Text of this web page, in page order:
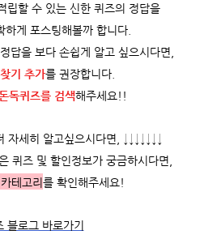
립할 수 있는 신한 퀴즈의 정답을
하게 포스팅해볼까 합니다.
답을 보다 손쉽게 알고 싶으시다면,
기 추가를 권장합니다.
독퀴즈를 검색해주세요!!
자세히 알고싶으시다면, ↓↓↓↓↓↓↓
퀴즈 및 할인정보가 궁금하시다면,
테고리를 확인해주세요!
블로그 바로가기